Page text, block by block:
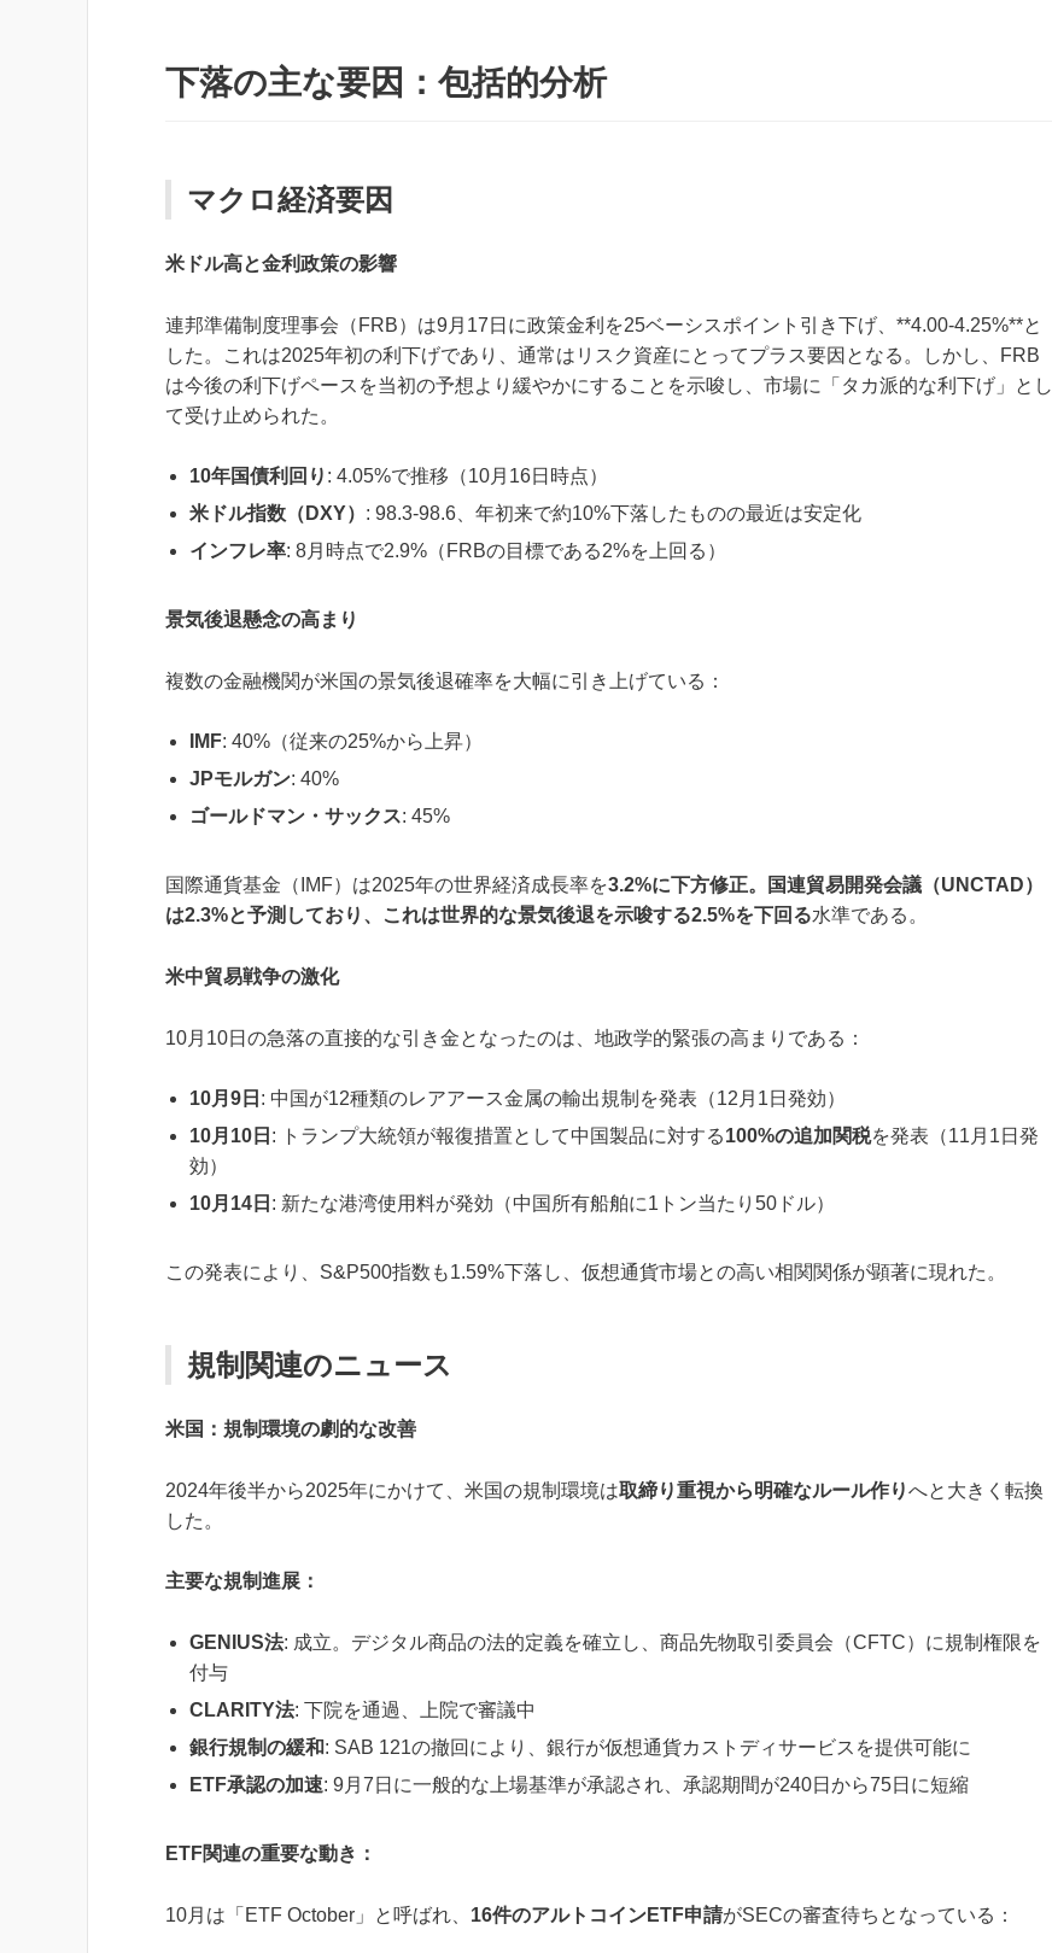
下落の主な要因：包括的分析
マクロ経済要因
米ドル高と金利政策の影響
連邦準備制度理事会（FRB）は9月17日に政策金利を25ベーシスポイント引き下げ、**4.00-4.25%**と
した。これは2025年初の利下げであり、通常はリスク資産にとってプラス要因となる。しかし、FRB
は今後の利下げペースを当初の予想より緩やかにすることを示唆し、市場に「タカ派的な利下げ」とし
て受け止められた。
10年国債利回り : 4.05%で推移（10月16日時点）
米ドル指数（DXY） : 98.3-98.6、年初来で約10%下落したものの最近は安定化
インフレ率: 8月時点で2.9%（FRBの目標である2%を上回る）
景気後退懸念の高まり
複数の金融機関が米国の景気後退確率を大幅に引き上げている：
IMF: 40%（従来の25%から上昇）
JPモルガン: 40%
ゴールドマン・サックス: 45%
国際通貨基金（IMF）は2025年の世界経済成長率を3.2%に下方修正。国連貿易開発会議（UNCTAD）
は2.3%と予測しており、これは世界的な景気後退を示唆する2.5%を下回る水準である。
米中貿易戦争の激化
10月10日の急落の直接的な引き金となったのは、地政学的緊張の高まりである：
10月9日 : 中国が12種類のレアアース金属の輸出規制を発表（12月1日発効）
10月10日 : トランプ大統領が報復措置として中国製品に対する100%の追加関税を発表（11月1日発
効）
10月14日 : 新たな港湾使用料が発効（中国所有船舶に1トン当たり50ドル）
この発表により、S&P500指数も1.59%下落し、仮想通貨市場との高い相関関係が顕著に現れた。
規制関連のニュース
米国：規制環境の劇的な改善
2024年後半から2025年にかけて、米国の規制環境は取締り重視から明確なルール作りへと大きく転換
した。
主要な規制進展：
GENIUS法: 成立。デジタル商品の法的定義を確立し、商品先物取引委員会（CFTC）に規制権限を
付与
CLARITY法: 下院を通過、上院で審議中
銀行規制の緩和: SAB 121の撤回により、銀行が仮想通貨カストディサービスを提供可能に
ETF承認の加速: 9月7日に一般的な上場基準が承認され、承認期間が240日から75日に短縮
ETF関連の重要な動き：
10月は「ETF October」と呼ばれ、 16件のアルトコインETF申請がSECの審査待ちとなっている：